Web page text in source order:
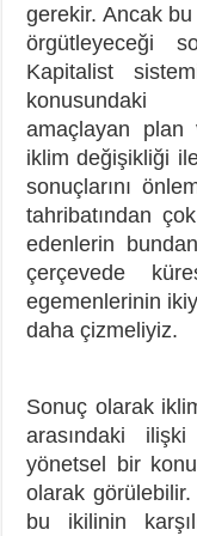
gerekir. Ancak
örgütleyeceği
Kapitalist
konusundaki
amaçlayan plan
iklim değişikliği
sonuçlarını
tahribatından
edenlerin
çerçevede
egemenlerinin
daha çizmeliyiz.
Sonuç olarak
arasındaki
yönetsel bir
olarak
bu ikilinin